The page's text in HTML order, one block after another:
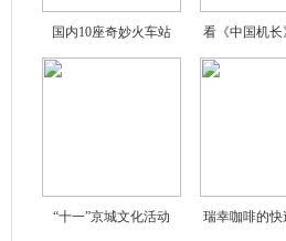
国内10座奇妙火车站 看《中国机长
“十一”京城文化活动 瑞幸咖啡的快